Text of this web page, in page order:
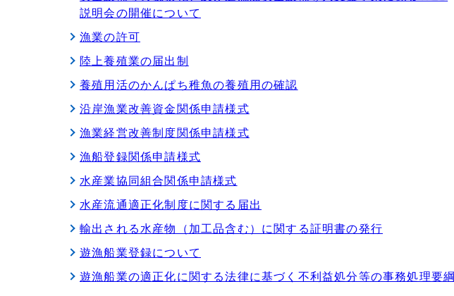
説明会の開催について
漁業の許可
陸上養殖業の届出制
養殖用活のかんぱち稚魚の養殖用の確認
沿岸漁業改善資金関係申請様式
漁業経営改善制度関係申請様式
漁船登録関係申請様式
水産業協同組合関係申請様式
水産流通適正化制度に関する届出
輸出される水産物（加工品含む）に関する証明書の発行
遊漁船業登録について
遊漁船業の適正化に関する法律に基づく不利益処分等の事務処理要綱